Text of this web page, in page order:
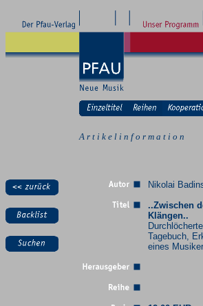
A r t i k e l i n f o r m a t i o n
Nikolai
..Zwischen
Klängen..
Tagebuch,
eines